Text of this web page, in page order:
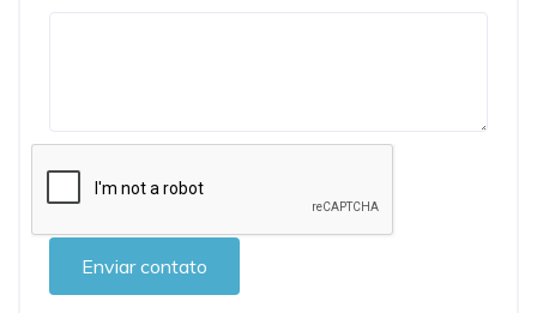
Enviar contato